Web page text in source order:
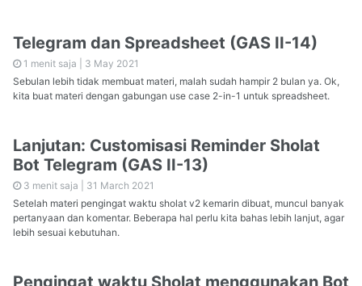
Telegram dan Spreadsheet (GAS II-14)
1 menit saja | 3 May 2021
Sebulan lebih tidak membuat materi, malah sudah hampir 2 bulan ya. Ok,
kita buat materi dengan gabungan use case 2-in-1 untuk spreadsheet.
Lanjutan: Customisasi Reminder Sholat
Bot Telegram (GAS II-13)
3 menit saja | 31 March 2021
Setelah materi pengingat waktu sholat v2 kemarin dibuat, muncul banyak
pertanyaan dan komentar. Beberapa hal perlu kita bahas lebih lanjut, agar
lebih sesuai kebutuhan.
Pengingat waktu Sholat menggunakan Bot